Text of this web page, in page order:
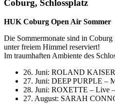
Coburg, Schlossplatz
HUK Coburg Open Air Sommer
Die Sommermonate sind in
unter freiem Himmel reserviert!
Im traumhaften Ambiente des
26. Juni: ROLAND
27. Juni: DEEP PURPLE –
28. Juni: ROXETTE – Live
27. August: SARAH